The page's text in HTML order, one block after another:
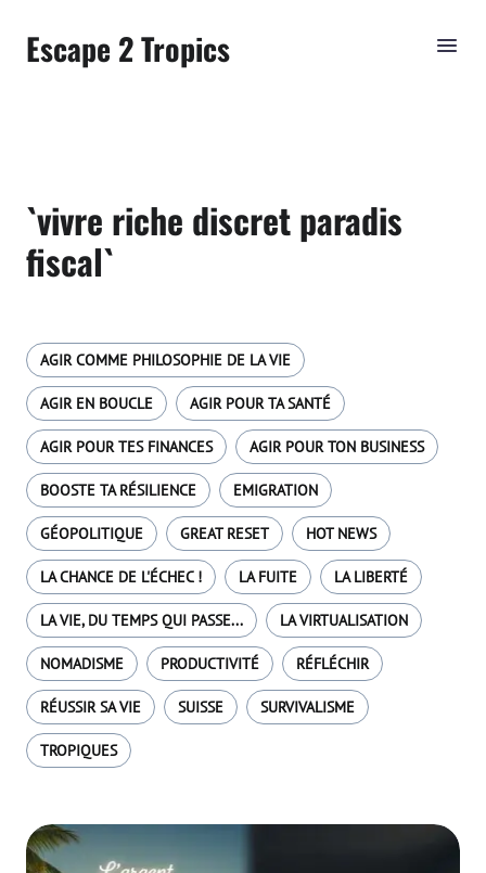
Escape 2 Tropics
`vivre riche discret paradis
fiscal`
AGIR COMME PHILOSOPHIE DE LA VIE
AGIR EN BOUCLE AGIR POUR TA SANTÉ
AGIR POUR TES FINANCES AGIR POUR TON BUSINESS
BOOSTE TA RÉSILIENCE EMIGRATION
GÉOPOLITIQUE GREAT RESET HOT NEWS
LA CHANCE DE L'ÉCHEC ! LA FUITE LA LIBERTÉ
LA VIE, DU TEMPS QUI PASSE... LA VIRTUALISATION
NOMADISME PRODUCTIVITÉ RÉFLÉCHIR
RÉUSSIR SA VIE SUISSE SURVIVALISME
TROPIQUES